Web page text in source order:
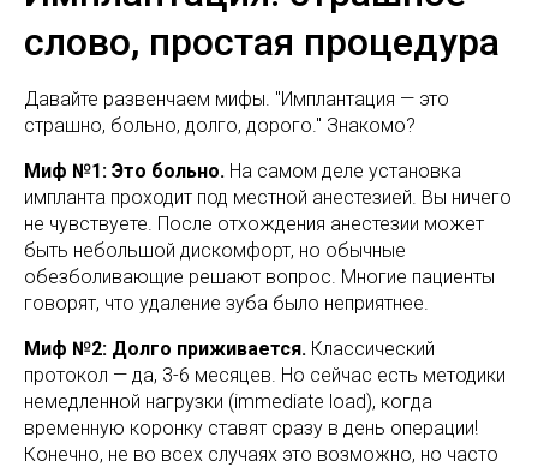
слово, простая процедура
Давайте развенчаем мифы. "Имплантация — это
страшно, больно, долго, дорого." Знакомо?
Миф №1: Это больно. На самом деле установка
импланта проходит под местной анестезией. Вы ничего
не чувствуете. После отхождения анестезии может
быть небольшой дискомфорт, но обычные
обезболивающие решают вопрос. Многие пациенты
говорят, что удаление зуба было неприятнее.
Миф №2: Долго приживается. Классический
протокол — да, 3-6 месяцев. Но сейчас есть методики
немедленной нагрузки (immediate load), когда
временную коронку ставят сразу в день операции!
Конечно, не во всех случаях это возможно, но часто